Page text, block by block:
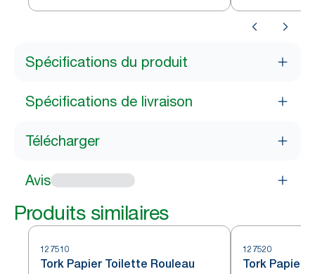
blanc T6
T6
Spécifications du produit
Spécifications de livraison
Télécharger
Avis
Produits similaires
127510
Tork Papier Toilette Rouleau
127520
Tork Papier